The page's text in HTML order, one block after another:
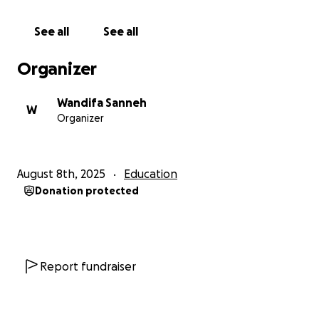
See all See all
Organizer
W
Wandifa Sanneh
Organizer
August 8th, 2025 Education
Donation protected
Report fundraiser